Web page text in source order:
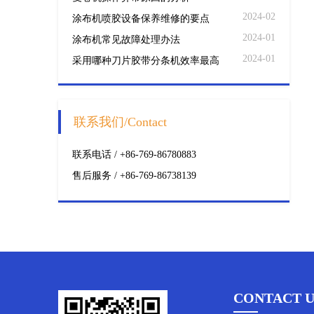
涂布机喷胶设备保养维修的要点 2024-02
涂布机常见故障处理办法 2024-01
采用哪种刀片胶带分条机效率最高 2024-01
联系我们/Contact
联系电话 / +86-769-86780883
售后服务 / +86-769-86738139
CONTACT